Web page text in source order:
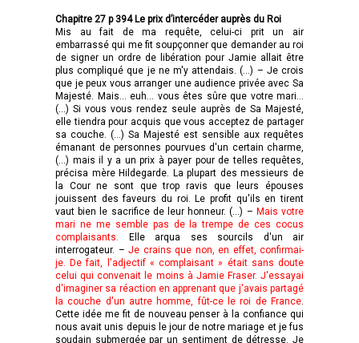
Chapitre 27 p 394 Le prix d’intercéder auprès du Roi
Mis au fait de ma requête, celui-ci prit un air
embarrassé qui me fit soupçonner que demander au roi
de signer un ordre de libération pour Jamie allait être
plus compliqué que je ne m'y attendais. (…) – Je crois
que je peux vous arranger une audience privée avec Sa
Majesté. Mais... euh... vous êtes sûre que votre mari…
(…) Si vous vous rendez seule auprès de Sa Majesté,
elle tiendra pour acquis que vous acceptez de partager
sa couche. (…) Sa Majesté est sensible aux requêtes
émanant de personnes pourvues d'un certain charme,
(…) mais il y a un prix à payer pour de telles requêtes,
précisa mère Hildegarde. La plupart des messieurs de
la Cour ne sont que trop ravis que leurs épouses
jouissent des faveurs du roi. Le profit qu'ils en tirent
vaut bien le sacrifice de leur honneur. (…) – Mais votre
mari ne me semble pas de la trempe de ces cocus
complaisants. Elle arqua ses sourcils d'un air
interrogateur. – Je crains que non, en effet, confirmai-
je. De fait, l'adjectif « complaisant » était sans doute
celui qui convenait le moins à Jamie Fraser. J'essayai
d'imaginer sa réaction en apprenant que j'avais partagé
la couche d'un autre homme, fût-ce le roi de France.
Cette idée me fit de nouveau penser à la confiance qui
nous avait unis depuis le jour de notre mariage et je fus
soudain submergée par un sentiment de détresse. Je